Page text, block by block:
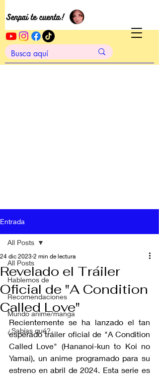
Entrada
All Posts
Hablemos de
Recomendaciones
Mundo anime/manga
¿Sabías qué?
All Posts
Revelado el Tráiler
Oficial de "A Condition
Called Love"
24 dic 2023 2 min de lectura
Recientemente se ha lanzado el tan
esperado tráiler oficial de "A Condition
Called Love" (Hananoi-kun to Koi no
Yamai), un anime programado para su
estreno en abril de 2024. Esta serie es